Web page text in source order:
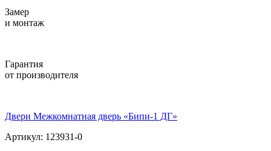
Замер
и монтаж
Гарантия
от производителя
Двери Межкомнатная дверь «Бипи-1 ДГ»
Артикул: 123931-0